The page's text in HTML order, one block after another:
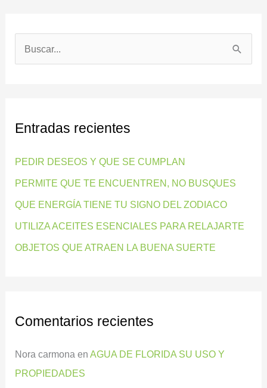
a
p
o
r
:
Entradas recientes
PEDIR DESEOS Y QUE SE CUMPLAN
PERMITE QUE TE ENCUENTREN, NO BUSQUES
QUE ENERGÍA TIENE TU SIGNO DEL ZODIACO
UTILIZA ACEITES ESENCIALES PARA RELAJARTE
OBJETOS QUE ATRAEN LA BUENA SUERTE
Comentarios recientes
Nora carmona enAGUA DE FLORIDA SU USO Y
PROPIEDADES